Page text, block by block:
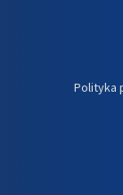
Polityka